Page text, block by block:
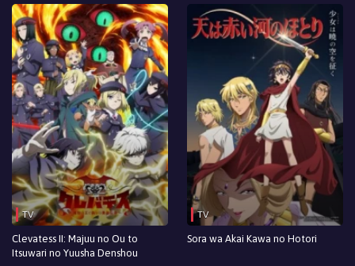
TV
Clevatess II: Majuu no Ou to
Itsuwari no Yuusha Denshou
TV
Sora wa Akai Kawa no Hotori